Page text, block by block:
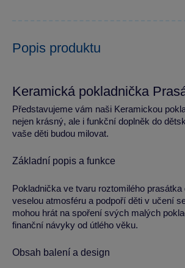
Popis produktu
Keramická pokladnička
Představujeme vám naši Keramickou
nejen krásný, ale i funkční doplněk do
vaše děti budou milovat.
Základní popis a funkce
Pokladnička ve tvaru roztomilého prasátka
veselou atmosféru a podpoří děti v učení
mohou hrát na spoření svých malých
finanční návyky od útlého věku.
Obsah balení a design